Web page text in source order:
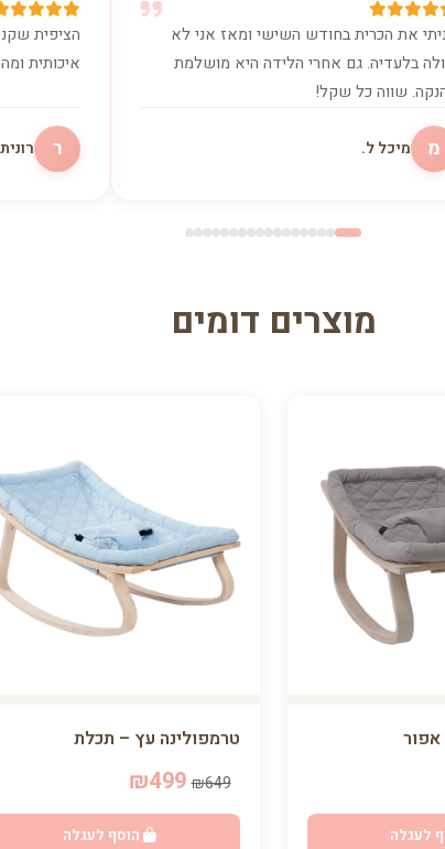
את הכרית בחודש השישי ומאז אני לא
בלעדיה. גם אחרי הלידה היא מושלמת
שווה כל שקל!
מ מיכל ל.
הציפית
איכותית
ר
מוצרים דומים
לעגלה
טרמפולינה עץ – תכלת
₪649
₪499
הוסף לעגלה